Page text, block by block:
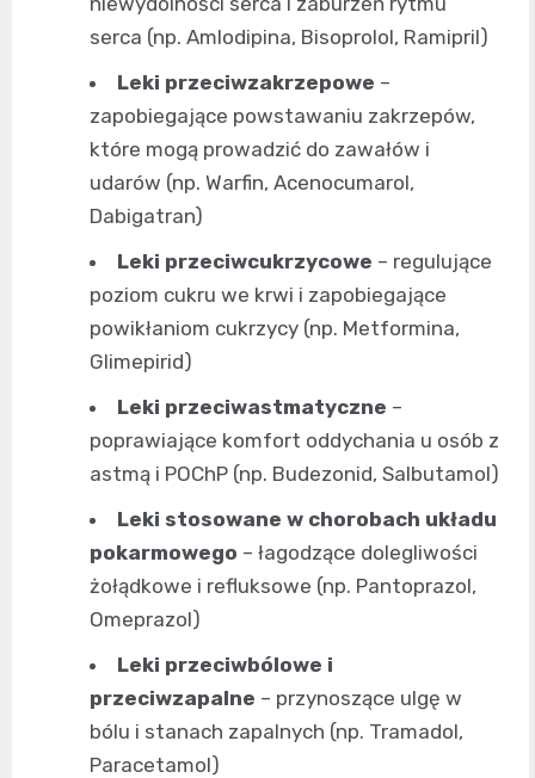
serca (np. Amlodipina, Bisoprolol, Ramipril)
Leki przeciwzakrzepowe –
zapobiegające powstawaniu zakrzepów,
które mogą prowadzić do zawałów i
udarów (np. Warfin, Acenocumarol,
Dabigatran)
Leki przeciwcukrzycowe – regulujące
poziom cukru we krwi i zapobiegające
powikłaniom cukrzycy (np. Metformina,
Glimepirid)
Leki przeciwastmatyczne –
poprawiające komfort oddychania u osób z
astmą i POChP (np. Budezonid, Salbutamol)
Leki stosowane w chorobach układu
pokarmowego – łagodzące dolegliwości
żołądkowe i refluksowe (np. Pantoprazol,
Omeprazol)
Leki przeciwbólowe i
przeciwzapalne – przynoszące ulgę w
bólu i stanach zapalnych (np. Tramadol,
Paracetamol)